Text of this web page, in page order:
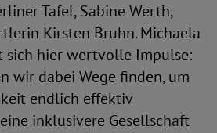
Tafel, Sabine Werth,
Kirsten Bruhn. Michaela
sich hier wertvolle Impulse:
wir dabei Wege finden, um
endlich effektiv
inklusivere Gesellschaft